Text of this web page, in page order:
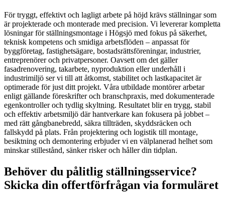
För tryggt, effektivt och lagligt arbete på höjd krävs ställningar som
är projekterade och monterade med precision. Vi levererar kompletta
lösningar för ställningsmontage i Högsjö med fokus på säkerhet,
teknisk kompetens och smidiga arbetsflöden – anpassat för
byggföretag, fastighetsägare, bostadsrättsföreningar, industrier,
entreprenörer och privatpersoner. Oavsett om det gäller
fasadrenovering, takarbete, nyproduktion eller underhåll i
industrimiljö ser vi till att åtkomst, stabilitet och lastkapacitet är
optimerade för just ditt projekt. Våra utbildade montörer arbetar
enligt gällande föreskrifter och branschpraxis, med dokumenterade
egenkontroller och tydlig skyltning. Resultatet blir en trygg, stabil
och effektiv arbetsmiljö där hantverkare kan fokusera på jobbet –
med rätt gångbanebredd, säkra tillträden, skyddsräcken och
fallskydd på plats. Från projektering och logistik till montage,
besiktning och demontering erbjuder vi en välplanerad helhet som
minskar stillestånd, sänker risker och håller din tidplan.
Behöver du pålitlig ställningsservice?
Skicka din offertförfrågan via formuläret